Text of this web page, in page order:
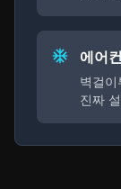
에어
벽걸
진짜